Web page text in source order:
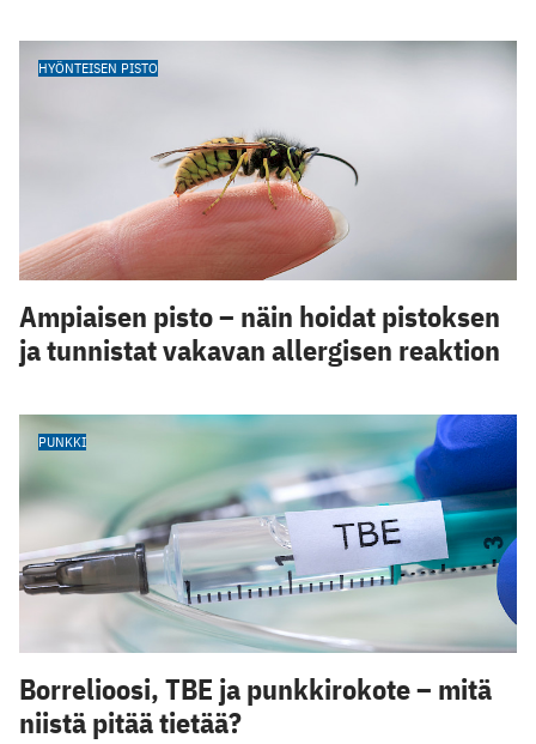
HYÖNTEISEN PISTO
Ampiaisen pisto – näin hoidat pistoksen
ja tunnistat vakavan allergisen reaktion
PUNKKI
Borrelioosi, TBE ja punkkirokote – mitä
niistä pitää tietää?